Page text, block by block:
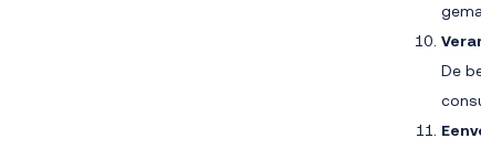
De